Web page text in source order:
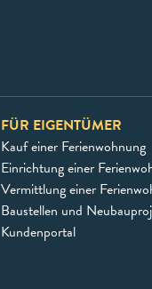
FÜR EIGENTÜMER
Kauf einer Ferienwohnung
Einrichtung einer
Vermittlung einer
Baustellen und
Kundenportal